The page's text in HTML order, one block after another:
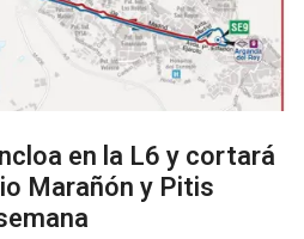
en la L6 y cortará
Marañón y Pitis